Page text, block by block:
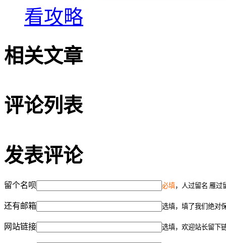
看攻略
相关文章
评论列表
发表评论
留个名呗 必填，人过留名 雁过
还有邮箱 选填，填了我们绝对
网站链接 选填，欢迎站长留下